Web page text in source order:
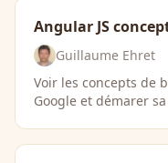
Angular JS
Guillaume Ehret
Voir les concepts de
Google et démarer